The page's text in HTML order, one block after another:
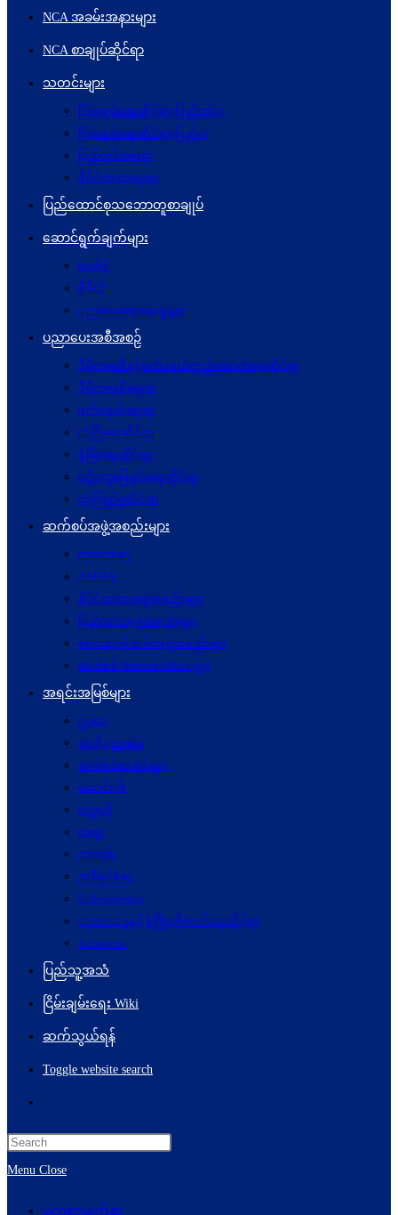
NCA အခမ်းအနားများ
NCA စာချုပ်ဆိုင်ရာ
သတင်းများ
ငြိမ်းချမ်းရေးဆိုင်ရာ(ပြည်တွင်း)
ငြိမ်းချမ်းရေးဆိုင်ရာ(ပြည်ပ)
ပြည်တွင်းရေးရာ
နိုင်ငံတကာရေးရာ
ပြည်ထောင်စုသဘောတူစာချုပ်
ဆောင်ရွက်ချက်များ
ဓာတ်ပုံ
ဗွီဒီယို
ပညာပေးဆွေးနွေးမှုများ
ပညာပေးအစီအစဉ်
ဒီမိုကရေစီနှင့်ဖက်ဒရယ်တည်ဆောက်ရေးဆိုင်ရာ
ဒီမိုကရေစီရေးရာ
ဖက်ဒရယ်ရေးရာ
လုံခြုံရေးဆိုင်ရာ
ဖွံဖြိုးရေးဆိုင်ရာ
ပဋိပက္ခ‌ဖြေရှင်းရေးဆိုင်ရာ
ယုံကြည်မှုဆိုင်ရာ
ဆက်စပ်အဖွဲ့အစည်းများ
ကုလသမဂ္ဂ
ASEAN
နိုင်ငံတကာအဖွဲ့အစည်းများ
ပြည်တွင်းအဖွဲ့အစည်းများ
စေတနာ့ဝန်ထမ်းအဖွဲ့အစည်းများ
ဆက်စပ် Website URLs များ
အရင်းအမြစ်များ
ဥပဒေ
အသိပညာပေး
ဆက်စပ်စာအုပ်များ
ဆောင်းပါး
ဝတ္ထုတို
ကဗျာ
ကာတွန်း
အစီရင်ခံစာ
E-Newsletters
သုတေသနနှင့်ဖွံ့ဖြိုးတိုးတက်ရေးဆိုင်ရာ
Acronyms
ပြည်သူ့အသံ
ငြိမ်းချမ်းရေး Wiki
ဆက်သွယ်ရန်
Toggle website search
Menu Close
မူလစာမျက်နှာ